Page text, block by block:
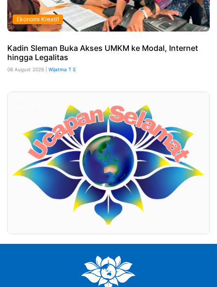
Ekonomi Kreatif
Kadin Sleman Buka Akses UMKM ke Modal, Internet
hingga Legalitas
06 August 2026 | Wijatma T S